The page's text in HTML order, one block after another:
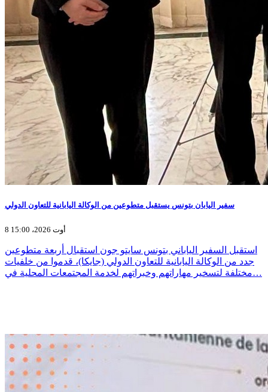
سفير اليابان بتونس يستقبل متطوعين من الوكالة اليابانية للتعاون الدولي
8 أوت 2026، 15:00
استقبل السفير الياباني بتونس سايتو جون استقبال أربعة متطوعين
جدد من الوكالة اليابانية للتعاون الدولي (جايكا)، قدموا من خلفيات
مختلفة لتسخير مهاراتهم وخبراتهم لخدمة المجتمعات المحلية في…